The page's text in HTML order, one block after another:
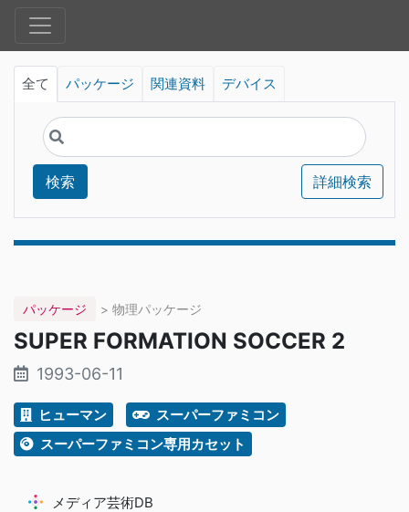
全て パッケージ 関連資料 デバイス
検索 詳細検索
パッケージ > 物理パッケージ
SUPER FORMATION SOCCER 2
1993-06-11
ヒューマン
スーパーファミコン
スーパーファミコン専用カセット
メディア芸術DB